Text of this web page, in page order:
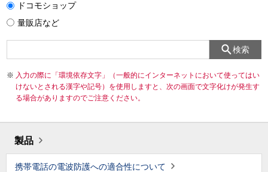
ドコモショップ
量販店など
検索
入力の際に「環境依存文字」（一般的にインターネットにおいて使ってはい
けないとされる漢字や記号）を使用しますと、次の画面で文字化けが発生す
る場合がありますのでご注意ください。
製品
携帯電話の電波防護への適合性について